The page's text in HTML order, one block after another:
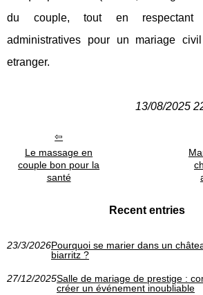
du couple, tout en respectant
administratives pour un mariage
etranger.
13/08/2025
Le massage en
couple bon pour la
santé
Recent entries
23/3/2026Pourquoi se marier dans un
biarritz ?
27/12/2025Salle de mariage de prestige :
créer un événement inoubliable